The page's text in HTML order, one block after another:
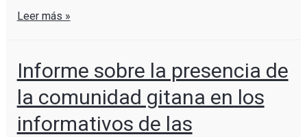
Leer más »
Informe sobre la presencia de
la comunidad gitana en los
informativos de las